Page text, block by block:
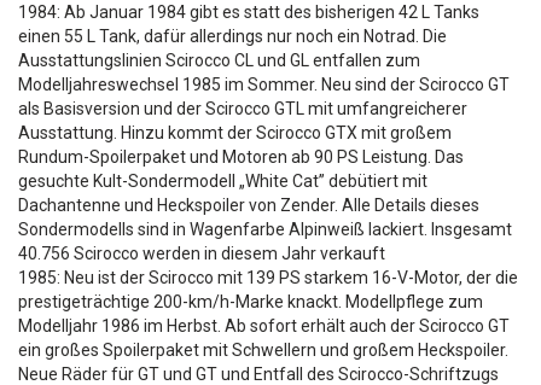
1984: Ab Januar 1984 gibt es statt des bisherigen 42 L Tanks
einen 55 L Tank, dafür allerdings nur noch ein Notrad. Die
Ausstattungslinien Scirocco CL und GL entfallen zum
Modelljahreswechsel 1985 im Sommer. Neu sind der Scirocco GT
als Basisversion und der Scirocco GTL mit umfangreicherer
Ausstattung. Hinzu kommt der Scirocco GTX mit großem
Rundum-Spoilerpaket und Motoren ab 90 PS Leistung. Das
gesuchte Kult-Sondermodell „White Cat” debütiert mit
Dachantenne und Heckspoiler von Zender. Alle Details dieses
Sondermodells sind in Wagenfarbe Alpinweiß lackiert. Insgesamt
40.756 Scirocco werden in diesem Jahr verkauft
1985: Neu ist der Scirocco mit 139 PS starkem 16-V-Motor, der die
prestigeträchtige 200-km/h-Marke knackt. Modellpflege zum
Modelljahr 1986 im Herbst. Ab sofort erhält auch der Scirocco GT
ein großes Spoilerpaket mit Schwellern und großem Heckspoiler.
Neue Räder für GT und GT und Entfall des Scirocco-Schriftzugs